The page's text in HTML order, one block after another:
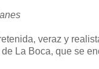
veraz y
La Boca, que se